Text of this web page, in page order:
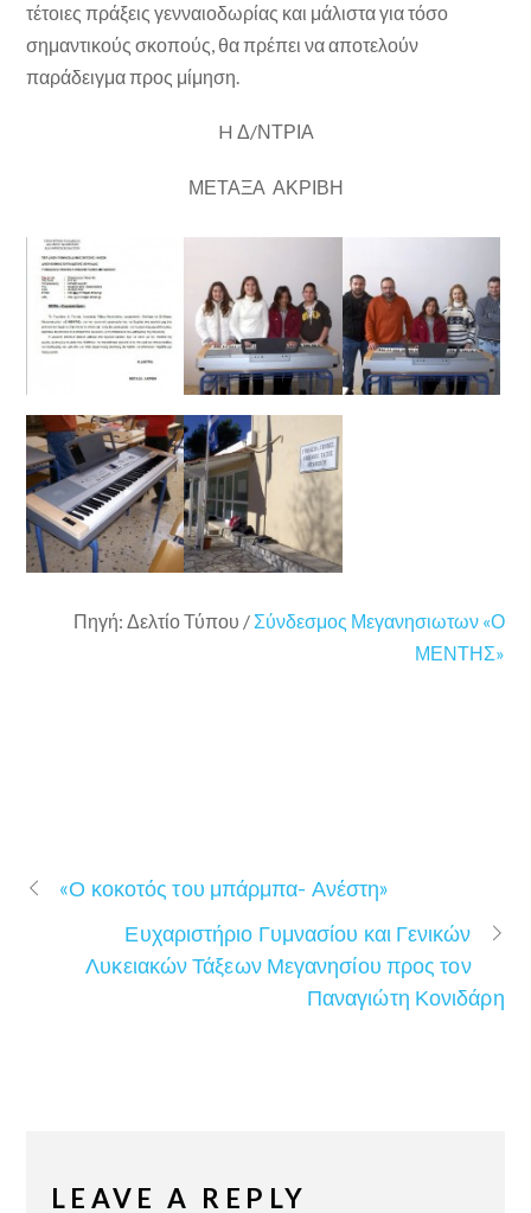
τέτοιες πράξεις γενναιοδωρίας και μάλιστα για τόσο
σημαντικούς σκοπούς, θα πρέπει να αποτελούν
παράδειγμα προς μίμηση.
H Δ/ΝΤΡΙΑ
ΜΕΤΑΞΑ ΑΚΡΙΒΗ
Πηγή: Δελτίο Τύπου / Σύνδεσμος Μεγανησιωτων «Ο
ΜΕΝΤΗΣ»
«Ο κοκοτός του μπάρμπα- Ανέστη»
Ευχαριστήριο Γυμνασίου και Γενικών
Λυκειακών Τάξεων Μεγανησίου προς τον
Παναγιώτη Κονιδάρη
LEAVE A REPLY